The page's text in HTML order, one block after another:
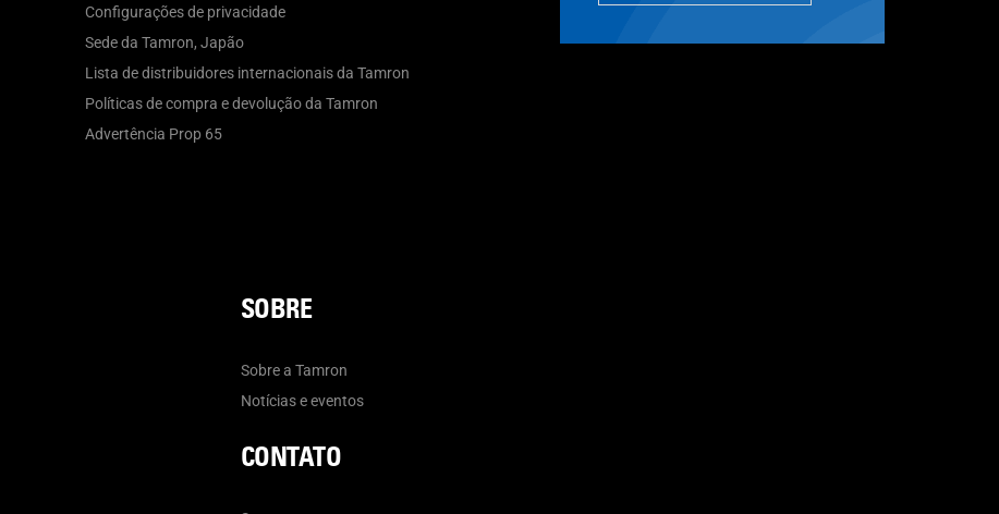
Configurações de privacidade
Sede da Tamron, Japão
Lista de distribuidores internacionais da Tamron
Políticas de compra e devolução da Tamron
Advertência Prop 65
SOBRE
Sobre a Tamron
Notícias e eventos
CONTATO